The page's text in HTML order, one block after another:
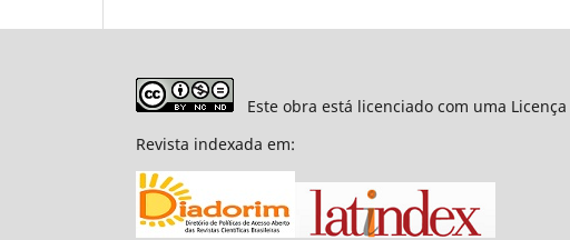
Este obra está licenciado com uma Licença
Revista indexada em: